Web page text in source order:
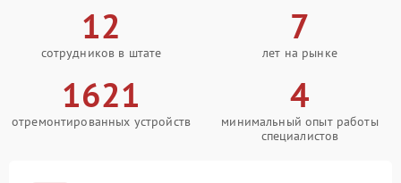
12
сотрудников в штате
7
лет на рынке
1621
отремонтированных устройств
4
минимальный опыт работы
специалистов